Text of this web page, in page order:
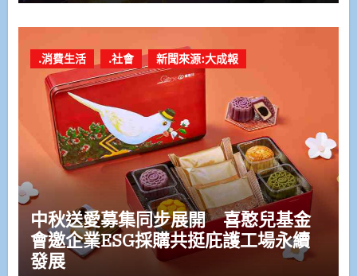
.消費生活 .社會 新聞來源:大成報
中秋送愛募集同步展開 喜憨兒基金
會邀企業ESG採購共挺庇護工場永續
發展